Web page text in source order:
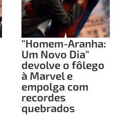
"Homem-Aranha:
Um Novo Dia"
devolve o fôlego
à Marvel e
empolga com
recordes
quebrados